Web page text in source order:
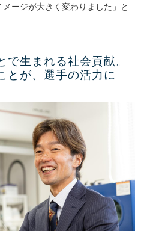
ージが大きく変わりました」と
で生まれる社会貢献。
とが、選手の活力に